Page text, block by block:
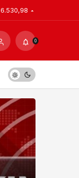
6.530,98
0